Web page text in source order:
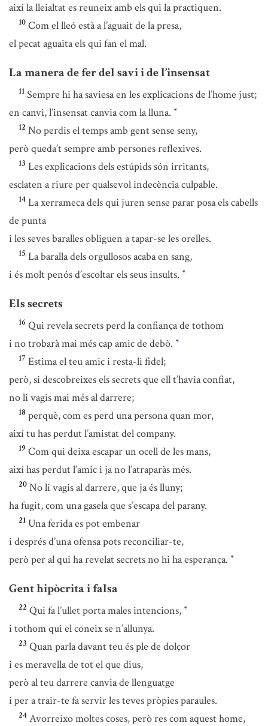
així la lleialtat es reuneix amb els qui la practiquen.
10 Com el lleó està a l’aguait de la presa,
el pecat aguaita els qui fan el mal.
La manera de fer del savi i de l’insensat
11 Sempre hi ha saviesa en les explicacions de l’home just;
en canvi, l’insensat canvia com la lluna. *
12 No perdis el temps amb gent sense seny,
però queda’t sempre amb persones reflexives.
13 Les explicacions dels estúpids són irritants,
esclaten a riure per qualsevol indecència culpable.
14 La xerrameca dels qui juren sense parar posa els cabells
de punta
i les seves baralles obliguen a tapar-se les orelles.
15 La baralla dels orgullosos acaba en sang,
i és molt penós d’escoltar els seus insults. *
Els secrets
16 Qui revela secrets perd la confiança de tothom
i no trobarà mai més cap amic de debò. *
17 Estima el teu amic i resta-li fidel;
però, si descobreixes els secrets que ell t’havia confiat,
no li vagis mai més al darrere;
18 perquè, com es perd una persona quan mor,
així tu has perdut l’amistat del company.
19 Com qui deixa escapar un ocell de les mans,
així has perdut l’amic i ja no l’atraparàs més.
20 No li vagis al darrere, que ja és lluny;
ha fugit, com una gasela que s’escapa del parany.
21 Una ferida es pot embenar
i després d’una ofensa pots reconciliar-te,
però per al qui ha revelat secrets no hi ha esperança. *
Gent hipòcrita i falsa
22 Qui fa l’ullet porta males intencions, *
i tothom qui el coneix se n’allunya.
23 Quan parla davant teu és ple de dolçor
i es meravella de tot el que dius,
però al teu darrere canvia de llenguatge
i per a trair-te fa servir les teves pròpies paraules.
24 Avorreixo moltes coses, però res com aquest home,